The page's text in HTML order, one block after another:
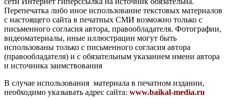
Перепечатка либо иное использование текстовых материалов
с настоящего сайта в печатных СМИ возможно только с
письменного согласия автора, правообладателя. Фотографии,
видеоматериалы, иные иллюстрации могут быть
использованы только с письменного согласия автора
(правообладателя) и с обязательным указанием имени автора
и источника заимствования
В случае использования материала в печатном издании,
необходимо указывать адрес сайта: www.baikal-media.ru